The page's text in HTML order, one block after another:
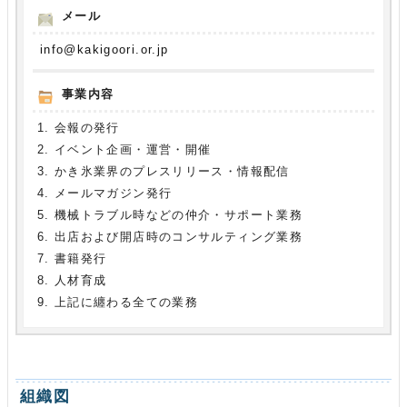
メール
info@kakigoori.or.jp
事業内容
会報の発行
イベント企画・運営・開催
かき氷業界のプレスリリース・情報配信
メールマガジン発行
機械トラブル時などの仲介・サポート業務
出店および開店時のコンサルティング業務
書籍発行
人材育成
上記に纏わる全ての業務
組織図